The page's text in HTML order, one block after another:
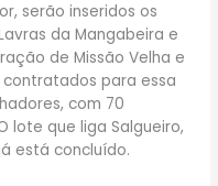
serão inseridos os
da Mangabeira e
de Missão Velha e
para essa
com 70
lote que liga Salgueiro,
está concluído.